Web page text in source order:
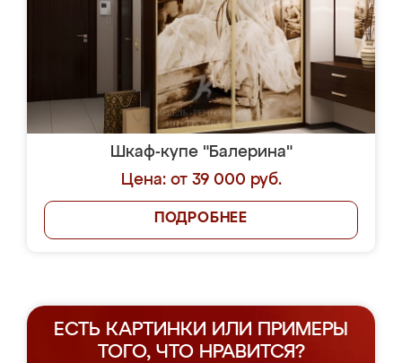
Шкаф-купе "Балерина"
Цена: от 39 000 руб.
ПОДРОБНЕЕ
ЕСТЬ КАРТИНКИ ИЛИ ПРИМЕРЫ
ТОГО, ЧТО НРАВИТСЯ?